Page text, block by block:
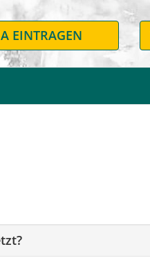
EINTRAGEN